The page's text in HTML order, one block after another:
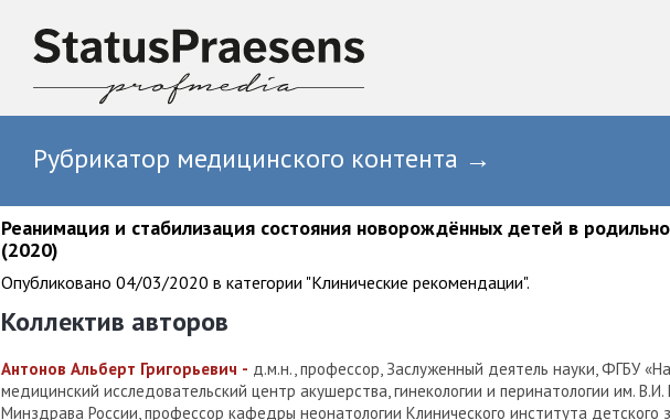
Рубрикатор медицинского контента →
Реанимация и стабилизация состояния новорождённых детей в
(2020)
Опубликовано 04/03/2020 в категории "Клинические рекомендации".
Коллектив авторов
Антонов Альберт Григорьевич - д.м.н., профессор, Заслуженный деятель науки, ФГБУ
медицинский исследовательский центр акушерства, гинекологии и перинатологии им. В.И.
Минздрава России, профессор кафедры неонатологии Клинического института детского